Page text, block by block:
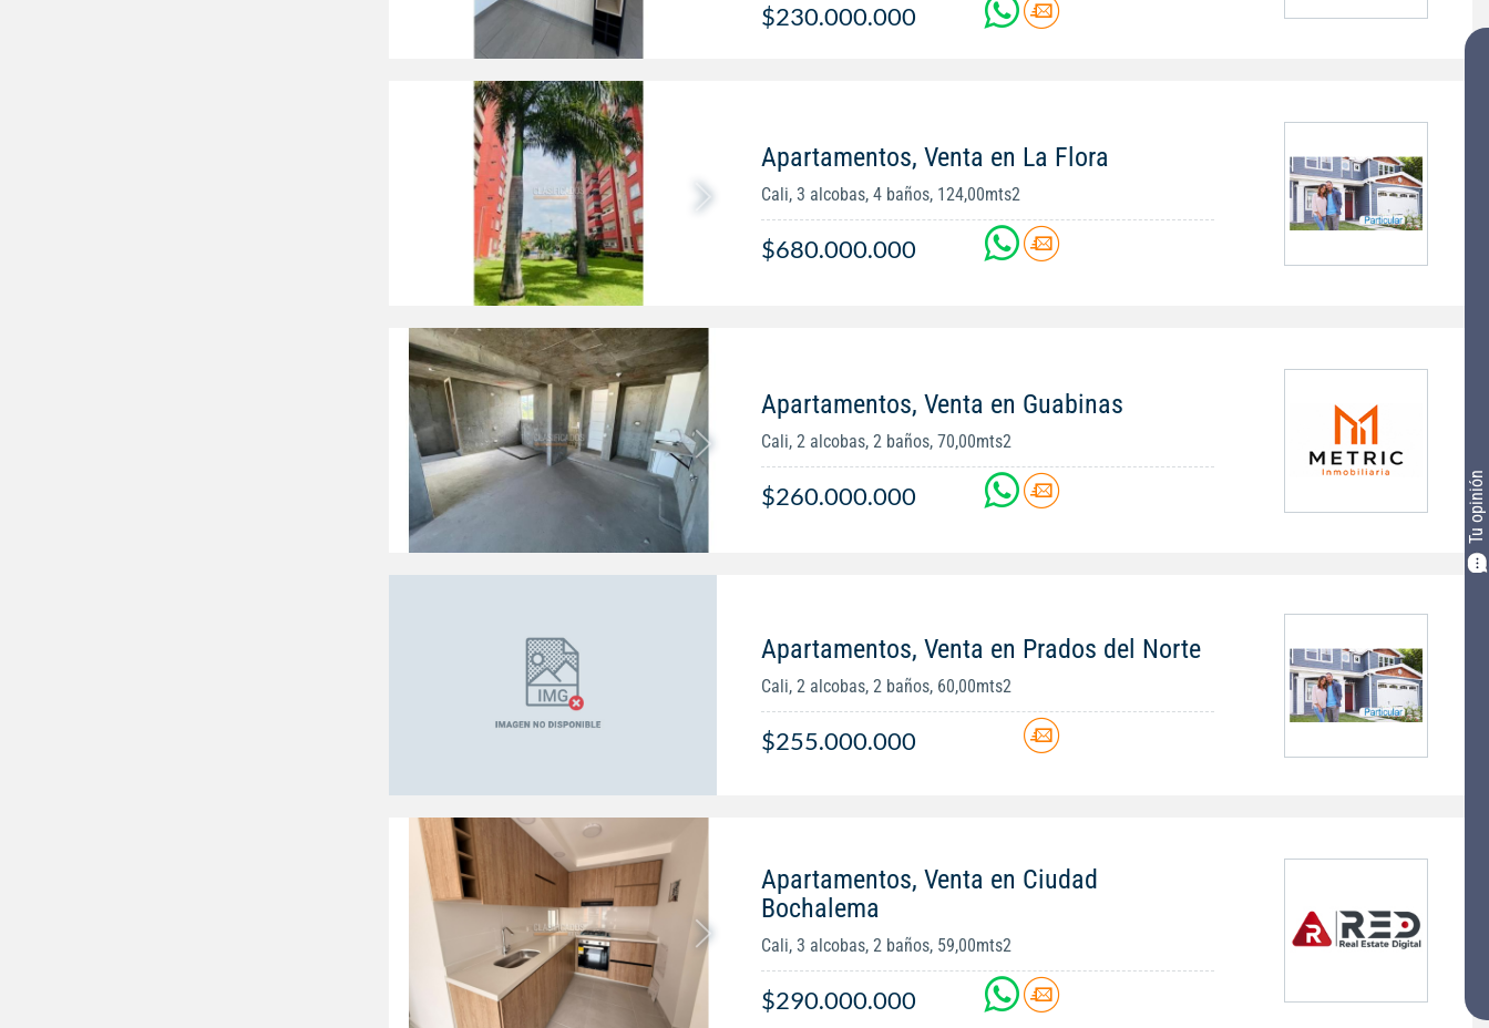
Tu opinión
$230.000.000
Apartamentos, Venta en La Flora
Cali, 3 alcobas, 4 baños, 124,00mts2
$680.000.000
Apartamentos, Venta en Guabinas
Cali, 2 alcobas, 2 baños, 70,00mts2
$260.000.000
Apartamentos, Venta en Prados del Norte
Cali, 2 alcobas, 2 baños, 60,00mts2
$255.000.000
Apartamentos, Venta en Ciudad
Bochalema
Cali, 3 alcobas, 2 baños, 59,00mts2
$290.000.000